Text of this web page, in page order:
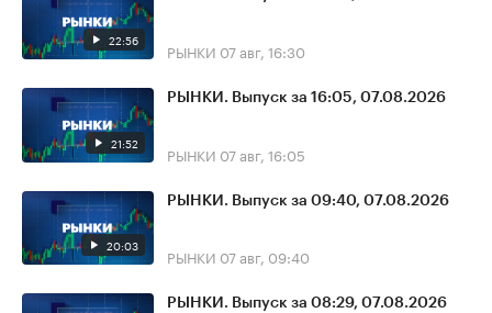
22:56 РЫНКИ 07 авг, 16:30
21:52
РЫНКИ. Выпуск за 16:05, 07.08.2026
РЫНКИ 07 авг, 16:05
20:03
РЫНКИ. Выпуск за 09:40, 07.08.2026
РЫНКИ 07 авг, 09:40
РЫНКИ. Выпуск за 08:29, 07.08.2026